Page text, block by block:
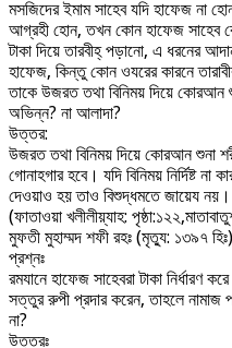
মসজিদের ইমাম সাহেব যদি হাফেজ না
আগ্রহী হোন, তখন কোন হাফেজ সাহেব
টাকা দিয়ে তারবীহ্ পড়ানো, এ ধরনের
হাফেজ, কিন্তু কোন ওযরের কারনে
তাকে উজরত তথা বিনিময় দিয়ে কোরআন
অভিন্ন? না আলাদা?
উত্তর:
উজরত তথা বিনিময় দিয়ে কোরআন শুনা
গোনাহগার হবে। যদি বিনিময় নির্দিষ্ট
দেওয়াও হয় তাও বিশুদ্ধমতে জায়েয নয়।
(ফাতাওয়া খলীলীয়্যাহ:
মুফতী মুহাম্মদ শফী রহঃ (মৃত্যু: ১৩৯৭ হিঃ)
প্রশ্নঃ
রমযানে হাফেজ সাহেবরা টাকা নির্ধারণ
সত্তুর রুপী প্রদার করেন, তাহলে নামাজ
না?
উত্তরঃ